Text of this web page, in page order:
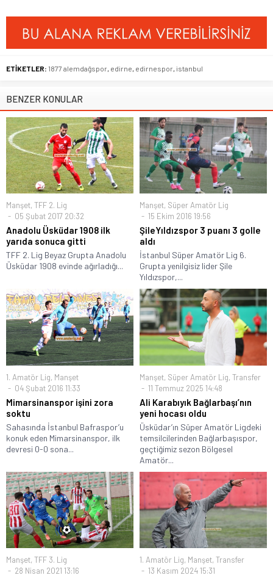
ETİKETLER: 1877 alemdağspor edirne edirnespor istanbul
BENZER KONULAR
Manşet, TFF 2. Lig
05 Şubat 2017 20:32
Anadolu Üsküdar 1908 ilk
yarıda sonuca gitti
TFF 2. Lig Beyaz Grupta Anadolu
Üsküdar 1908 evinde ağırladığı...
Manşet, Süper Amatör Lig
15 Ekim 2016 19:56
ŞileYıldızspor 3 puanı 3 golle
aldı
İstanbul Süper Amatör Lig 6.
Grupta yenilgisiz lider Şile
Yıldızspor,...
1. Amatör Lig, Manşet
04 Şubat 2016 11:33
Mimarsinanspor işini zora
soktu
Sahasında İstanbul Bafraspor’u
konuk eden Mimarsinanspor, ilk
devresi 0-0 sona...
Manşet, Süper Amatör Lig, Transfer
11 Temmuz 2025 14:48
Ali Karabıyık Bağlarbaşı’nın
yeni hocası oldu
Üsküdar’ın Süper Amatör Ligdeki
temsilcilerinden Bağlarbaşıspor,
geçtiğimiz sezon Bölgesel
Amatör...
Manşet, TFF 3. Lig
28 Nisan 2021 13:16
1. Amatör Lig, Manşet, Transfer
13 Kasım 2024 15:31